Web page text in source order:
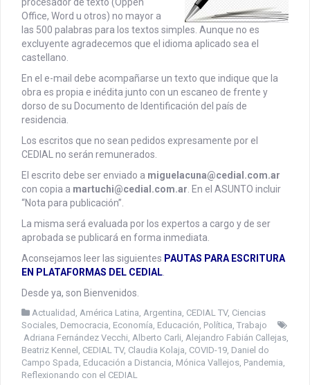
Office, Word u otros) no mayor a
las 500 palabras para los textos simples. Aunque no es
excluyente agradecemos que el idioma aplicado sea el
castellano.
En el e-mail debe acompañarse un texto que indique que la
obra es propia e inédita junto con un escaneo de frente y
dorso de su Documento de Identificación del país de
residencia.
Los escritos que no sean pedidos expresamente por el
CEDIAL no serán remunerados.
El escrito debe ser enviado a miguelacuna@cedial.com.ar
con copia a martuchi@cedial.com.ar . En el ASUNTO incluir
“Nota para publicación”.
La misma será evaluada por los expertos a cargo y de ser
aprobada se publicará en forma inmediata.
Aconsejamos leer las siguientes PAUTAS PARA ESCRITURA
EN PLATAFORMAS DEL CEDIAL
Desde ya, son Bienvenidos.
Actualidad América Latina Argentina CEDIAL TV, Ciencias
Sociales Democracia Economía Educación Política Trabajo
Adriana Fernández Vecchi Alberto Carli Alejandro Fabián Callejas
Beatriz Kennel CEDIAL TV, Claudia Kolaja COVID-19 Daniel do
Campo Spada Educación a Distancia Mónica Vallejos Pandemia
Reflexionando con el CEDIAL